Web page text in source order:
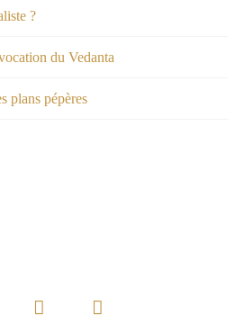
?
du Vedanta
plans pépères